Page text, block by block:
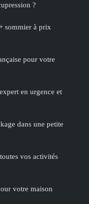
?
sommier à prix
pour votre
en urgence et
dans une petite
vos activités
votre maison